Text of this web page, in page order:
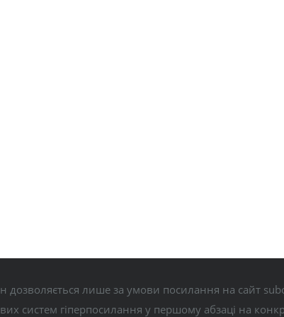
дозволяється лише за умови посилання на сайт
систем гіперпосилання у першому абзаці на